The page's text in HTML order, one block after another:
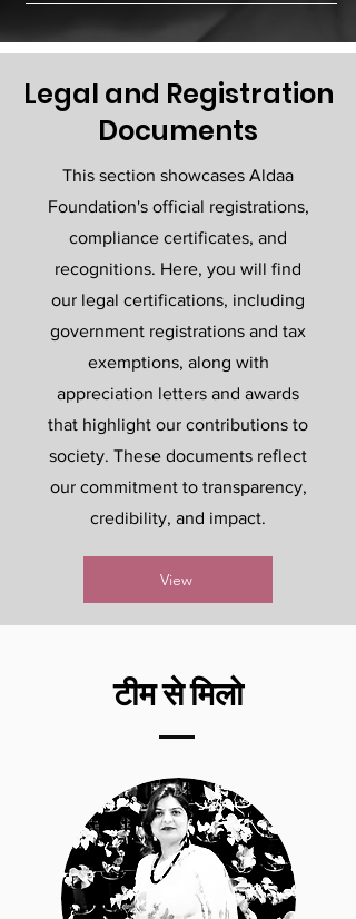
Legal and Registration
Documents
This section showcases Aldaa
Foundation's official registrations,
compliance certificates, and
recognitions. Here, you will find
our legal certifications, including
government registrations and tax
exemptions, along with
appreciation letters and awards
that highlight our contributions to
society. These documents reflect
our commitment to transparency,
credibility, and impact.
View
टीम से मिलो